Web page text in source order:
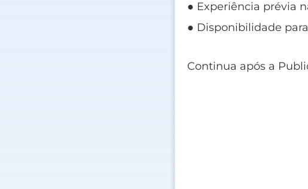
● Experiência prévia
● Disponibilidade
Continua após a